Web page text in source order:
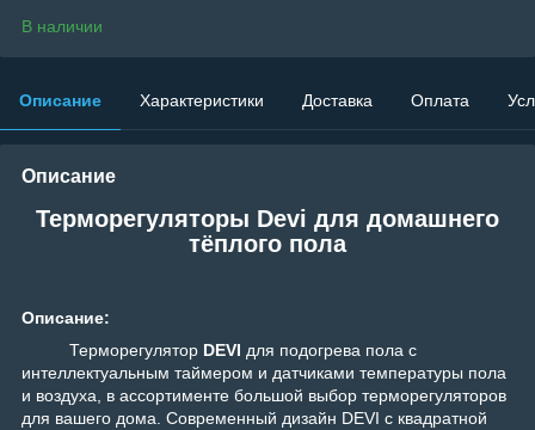
В наличии
Описание Характеристики Доставка Оплата
Описание
Терморегуляторы Devi для домашнего
тёплого пола
Описание:
Терморегулятор DEVI для подогрева пола с
интеллектуальным таймером и датчиками температуры пола
и воздуха, в ассортименте большой выбор терморегуляторов
для вашего дома. Современный дизайн DEVI с квадратной